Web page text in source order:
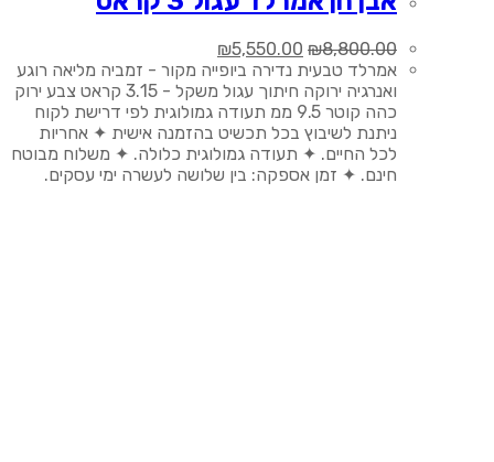
₪8,800.00
המחיר
המקורי
היה:
₪8,800.00.
₪5,550.00
הנוכחי
הוא:
₪5,550.00.
אמרלד טבעית נדירה ביופייה מקור - זמביה מליאה רוגע
ואנרגיה ירוקה חיתוך עגול משקל - 3.15 קראט צבע ירוק
כהה קוטר 9.5 ממ תעודה גמולוגית לפי דרישת לקוח
ניתנת לשיבוץ בכל תכשיט בהזמנה אישית ✦ אחריות
לכל החיים. ✦ תעודה גמולוגית כלולה. ✦ משלוח מבוטח
חינם. ✦ זמן אספקה: בין שלושה לעשרה ימי עסקים.